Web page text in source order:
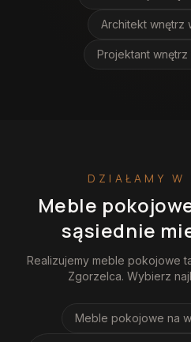
Architekt wnętrz
Projektant wnętrz
DZIAŁAMY W
Meble
sąsiednie
Realizujemy meble pokojowe
Zgorzelca. Wybierz
Meble pokojowe na